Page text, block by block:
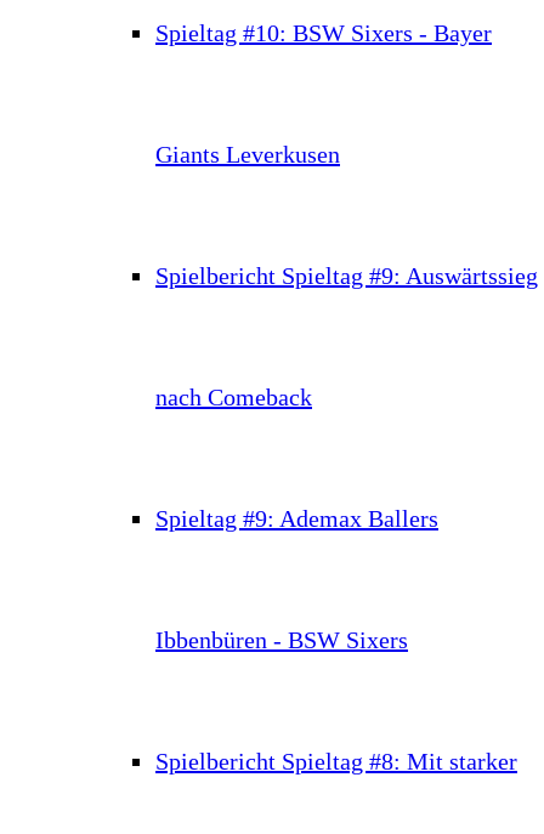
Spieltag #10: BSW Sixers - Bayer
Giants Leverkusen
Spielbericht Spieltag #9: Auswärtssieg
nach Comeback
Spieltag #9: Ademax Ballers
Ibbenbüren - BSW Sixers
Spielbericht Spieltag #8: Mit starker